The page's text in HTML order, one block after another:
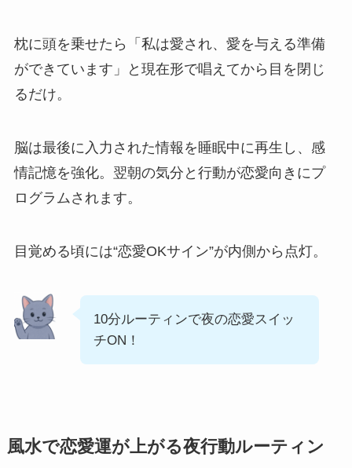
枕に頭を乗せたら「私は愛され、愛を与える準備
ができています」と現在形で唱えてから目を閉じ
るだけ。
脳は最後に入力された情報を睡眠中に再生し、感
情記憶を強化。翌朝の気分と行動が恋愛向きにプ
ログラムされます。
目覚める頃には“恋愛OKサイン”が内側から点灯。
10分ルーティンで夜の恋愛スイッ
チON！
風水で恋愛運が上がる夜行動ルーティン